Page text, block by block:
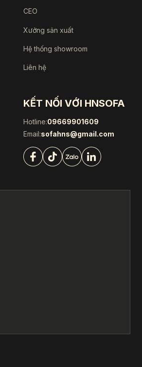
CEO
Xưởng sản xuất
Hệ thống showroom
Liên hệ
KẾT NỐI VỚI HNSOFA
Hotline:09669901609
Email:sofahns@gmail.com